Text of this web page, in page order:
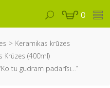
0
Keramikas krūzes
Krūzes (400ml)
tu gudram padarīsi…”